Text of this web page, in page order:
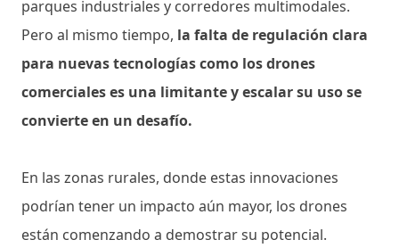
parques industriales y corredores multimodales.
Pero al mismo tiempo, la falta de regulación clara
para nuevas tecnologías como los drones
comerciales es una limitante y escalar su uso se
convierte en un desafío.
En las zonas rurales, donde estas innovaciones
podrían tener un impacto aún mayor, los drones
están comenzando a demostrar su potencial.